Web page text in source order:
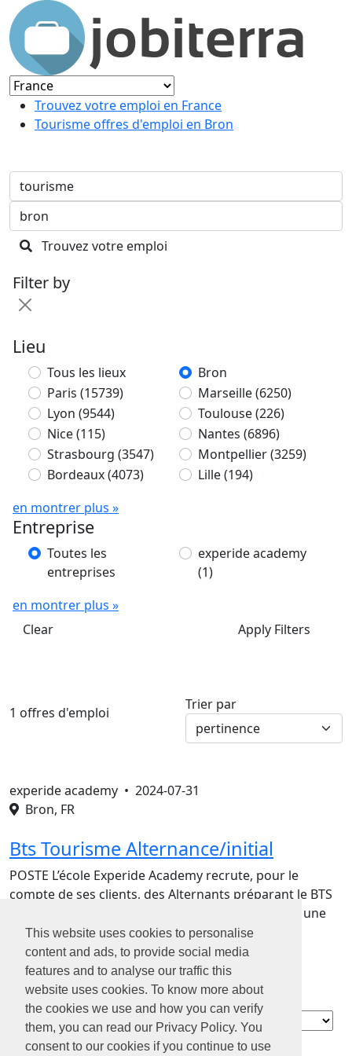
This website uses cookies to personalise
content and ads, to provide social media
features and to analyse our traffic this
website uses cookies. To know more about
the cookies we use and how you can verify
them, you can read our Privacy Policy. You
consent to our cookies if you continue to use
Trouvez votre emploi en France
Tourisme offres d'emploi en Bron
Trouvez votre emploi
Filter by
Lieu
Tous les lieux
Bron
Paris (15739) Marseille(6250)
Lyon (9544) Toulouse(226)
Nice(115) Nantes (6896)
Strasbourg (3547) Montpellier(3259)
Bordeaux(4073) Lille(194)
en montrer plus »
Entreprise
Toutes les
entreprises
experide academy
(1)
en montrer plus »
Clear
Apply Filters
1 offres d'emploi Trier par
experide academy • 2024-07-31
Bron, FR
Bts Tourisme Alternance/initial
POSTE L’école Experide Academy recrute, pour le
compte de ses clients, des Alternants préparant le BTS
Tourisme H/F. Poste basé à Bron. MISSIONS Voici une
liste de missions généralistes, non exhaustive et
évolutive: Informer et conseiller les clients …
À propos de